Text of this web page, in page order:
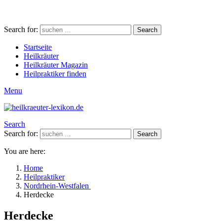
Search for: Search
Startseite
Heilkräuter
Heilkräuter Magazin
Heilpraktiker finden
Menu
Search
Search for:
Search
You are here:
Home
Heilpraktiker
Nordrhein-Westfalen
Herdecke
Herdecke